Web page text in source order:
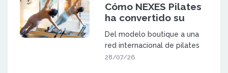
Cómo NEXES Pilates
ha convertido su
metodología en una
red de 23 centros en
España y Suiza
Del modelo boutique a una
red internacional de pilates
NEXES Pilates & Movement
28/07/26